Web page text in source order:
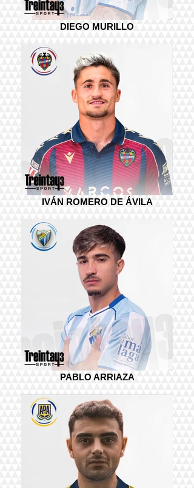
DIEGO MURILLO
IVÁN ROMERO DE ÁVILA
PABLO ARRIAZA